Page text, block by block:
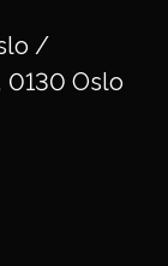
/
0130 Oslo